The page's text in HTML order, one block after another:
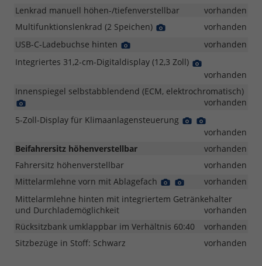
Lenkrad manuell höhen-/tiefenverstellbar
vorhanden
Multifunktionslenkrad (2 Speichen)
vorhanden
USB-C-Ladebuchse hinten
vorhanden
Integriertes 31,2-cm-Digitaldisplay (12,3 Zoll)
Foto
vorhanden
Innenspiegel selbstabblendend (ECM, elektrochromatisch)
vorhanden
5-Zoll-Display für Klimaanlagensteuerung
Detail
FotoFoto
vorhanden
Beifahrersitz höhenverstellbar
vorhanden
Fahrersitz höhenverstellbar
vorhanden
Mittelarmlehne vorn mit Ablagefach
DetailDetailvorhanden
Mittelarmlehne hinten mit integriertem Getränkehalter
und Durchlademöglichkeit
vorhanden
Rücksitzbank umklappbar im Verhältnis 60:40
vorhanden
Sitzbezüge in Stoff: Schwarz
vorhanden